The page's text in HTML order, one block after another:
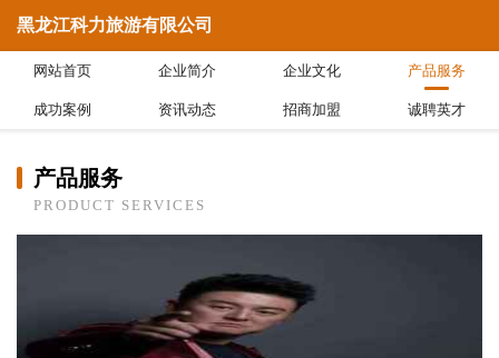
黑龙江科力旅游有限公司
网站首页 企业简介 企业文化 产品服务
成功案例 资讯动态 招商加盟 诚聘英才
产品服务
PRODUCT SERVICES